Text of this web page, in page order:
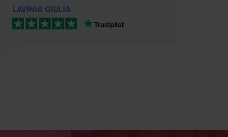
LAVINIA GIULIA